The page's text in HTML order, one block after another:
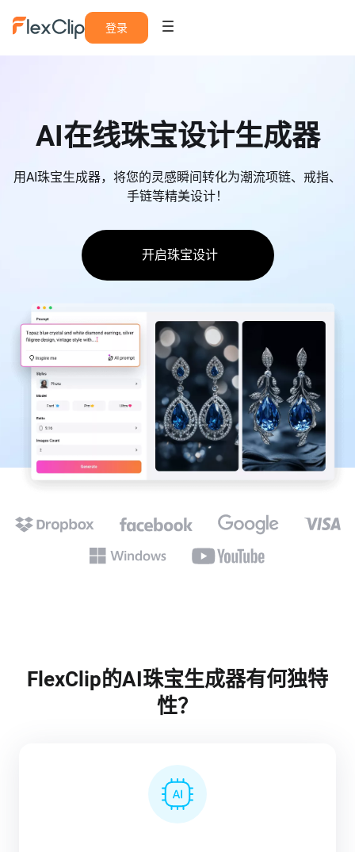
登录
AI在线珠宝设计生成器
用AI珠宝生成器，将您的灵感瞬间转化为潮流项链、戒指、
手链等精美设计！
开启珠宝设计
FlexClip的AI珠宝生成器有何独特
性？